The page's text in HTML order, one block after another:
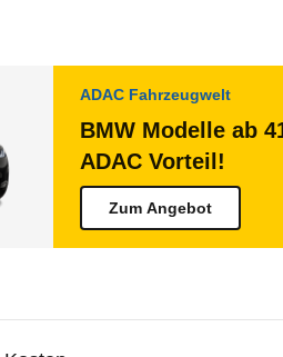
ADAC Fahrzeugwelt
BMW Modelle ab
ADAC Vorteil!
Zum Angebot